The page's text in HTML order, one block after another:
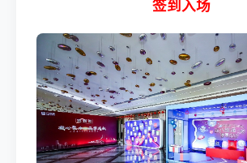
签到入场